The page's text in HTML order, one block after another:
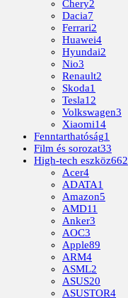
Chery2
Dacia7
Ferrari2
Huawei4
Hyundai2
Nio3
Renault2
Skoda1
Tesla12
Volkswagen3
Xiaomi14
Fenntarthatóság1
Film és sorozat33
High-tech eszköz662
Acer4
ADATA1
Amazon5
AMD11
Anker3
AOC3
Apple89
ARM4
ASML2
ASUS20
ASUSTOR4